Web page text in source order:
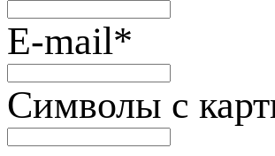
E-mail*
Символы с